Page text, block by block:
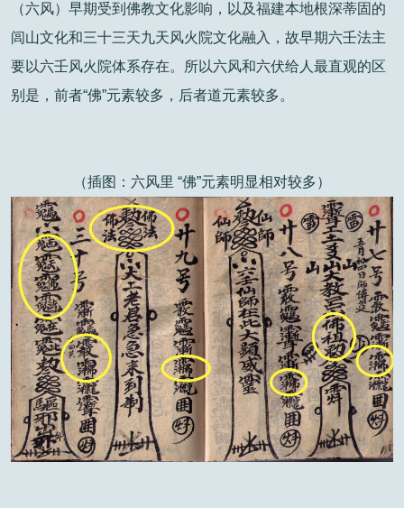
（六风）早期受到佛教文化影响，以及福建本地根深蒂固的
闾山文化和三十三天九天风火院文化融入，故早期六壬法主
要以六壬风火院体系存在。所以六风和六伏给人最直观的区
别是，前者“佛”元素较多，后者道元素较多。
（插图：六风里 “佛”元素明显相对较多）